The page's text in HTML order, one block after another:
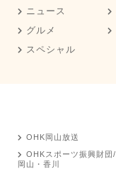
ニュース
グルメ
スペシャル
OHK岡山放送
OHKスポーツ振興財団/
岡山・香川